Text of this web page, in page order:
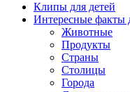
интересные факты про
мультфильмов, мульт-
клипы, интересные
мультфильмов
Клипы для детей
Интересные факты
Животные
Продукты
Страны
Столицы
Города